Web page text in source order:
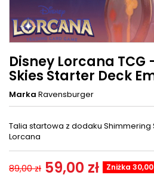
Disney Lorcana
Skies Starter Deck
Marka Ravensburger
Talia startowa z dodaku Shimmering
Lorcana
89,00 zł 59,00 zł Zniżka 30,00